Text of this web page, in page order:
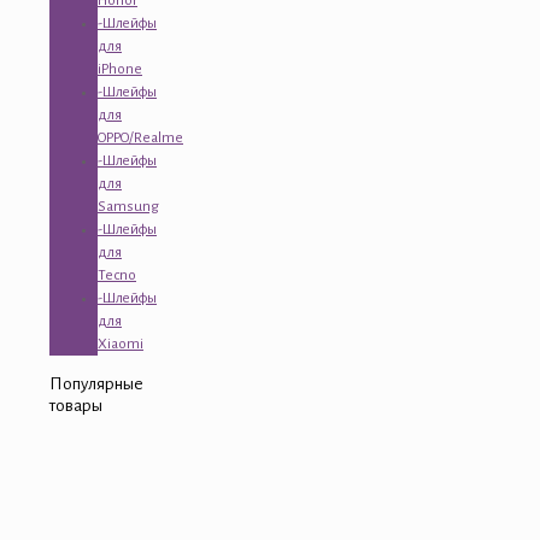
-Шлейфы
для
iPhone
-Шлейфы
для
OPPO/Realme
-Шлейфы
для
Samsung
-Шлейфы
для
Tecno
-Шлейфы
для
Xiaomi
Популярные
товары